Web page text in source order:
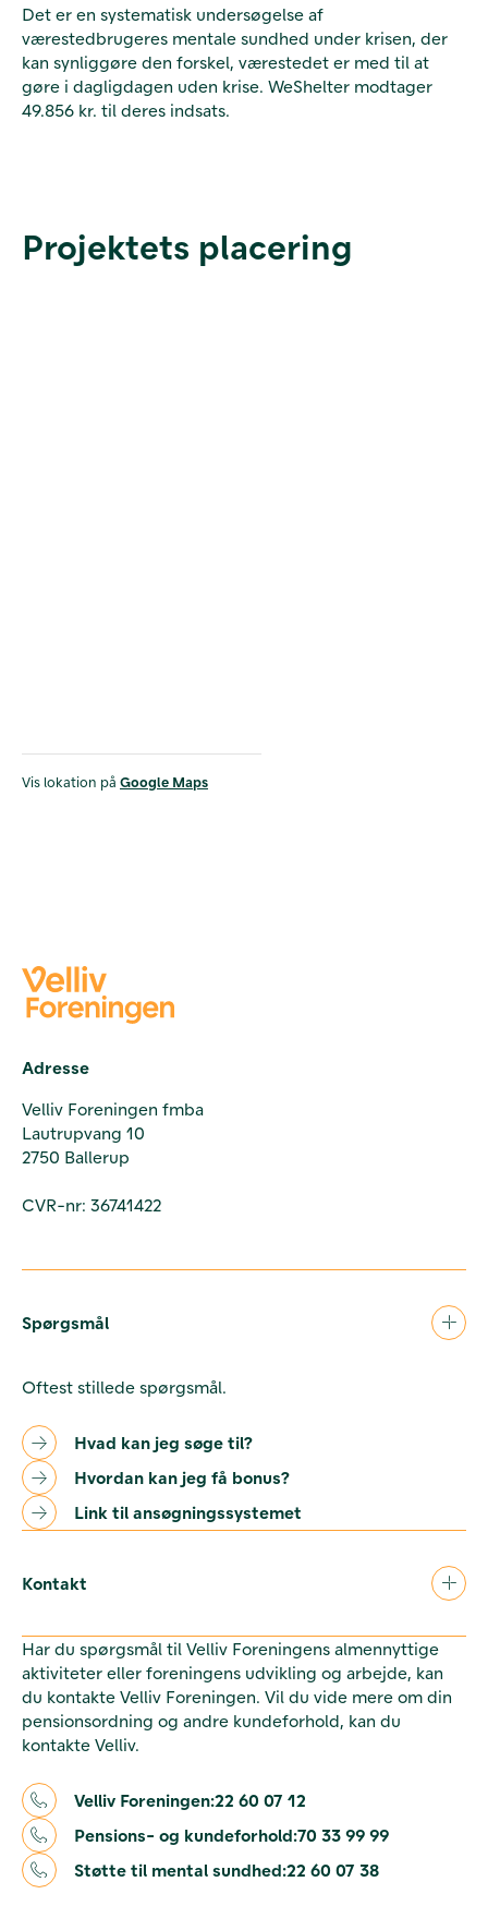
Det er en systematisk undersøgelse af
værestedbrugeres mentale sundhed under krisen, der
kan synliggøre den forskel, værestedet er med til at
gøre i dagligdagen uden krise. WeShelter modtager
49.856 kr. til deres indsats.
Projektets placering
Vis lokation på Google Maps
Adresse
Velliv Foreningen fmba
Lautrupvang 10
2750 Ballerup
CVR-nr: 36741422
Spørgsmål
Oftest stillede spørgsmål.
Hvad kan jeg søge til?
Hvordan kan jeg få bonus?
Link til ansøgningssystemet
Kontakt
Har du spørgsmål til Velliv Foreningens almennyttige
aktiviteter eller foreningens udvikling og arbejde, kan
du kontakte Velliv Foreningen. Vil du vide mere om din
pensionsordning og andre kundeforhold, kan du
kontakte Velliv.
Velliv Foreningen:22 60 07 12
Pensions- og kundeforhold:70 33 99 99
Støtte til mental sundhed:22 60 07 38